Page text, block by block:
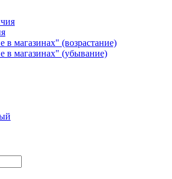
магазинах" (возрастание)
в магазинах" (убывание)